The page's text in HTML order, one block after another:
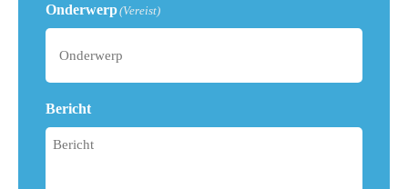
Onderwerp(Vereist)
Bericht